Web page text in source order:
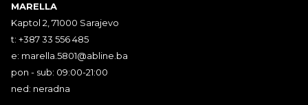
MARELLA
Kaptol 2, 71000 Sarajevo
t: +387 33 556 485
e: marella.5801@abline.ba
pon - sub: 09:00-21:00
ned: neradna